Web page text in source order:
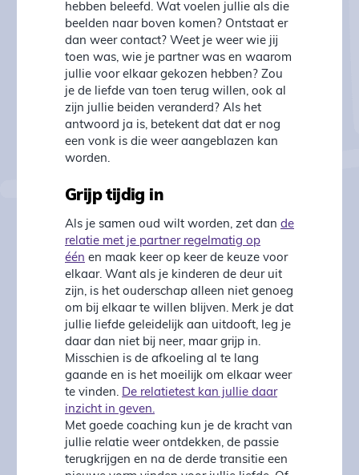
hebben beleefd. Wat voelen jullie als die
beelden naar boven komen? Ontstaat er
dan weer contact? Weet je weer wie jij
toen was, wie je partner was en waarom
jullie voor elkaar gekozen hebben? Zou
je de liefde van toen terug willen, ook al
zijn jullie beiden veranderd? Als het
antwoord ja is, betekent dat dat er nog
een vonk is die weer aangeblazen kan
worden.
Grijp tijdig in
Als je samen oud wilt worden, zet dan de
relatie met je partner regelmatig op
één en maak keer op keer de keuze voor
elkaar. Want als je kinderen de deur uit
zijn, is het ouderschap alleen niet genoeg
om bij elkaar te willen blijven. Merk je dat
jullie liefde geleidelijk aan uitdooft, leg je
daar dan niet bij neer, maar grijp in.
Misschien is de afkoeling al te lang
gaande en is het moeilijk om elkaar weer
te vinden. De relatietest kan jullie daar
inzicht in geven.
Met goede coaching kun je de kracht van
jullie relatie weer ontdekken, de passie
terugkrijgen en na de derde transitie een